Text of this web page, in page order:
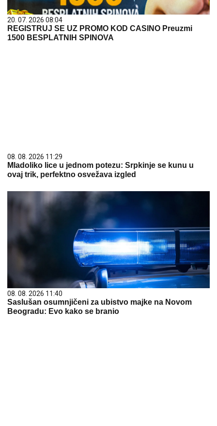
20. 07. 2026 08:04
REGISTRUJ SE UZ PROMO KOD CASINO Preuzmi
1500 BESPLATNIH SPINOVA
08. 08. 2026 11:29
Mladoliko lice u jednom potezu: Srpkinje se kunu u
ovaj trik, perfektno osvežava izgled
08. 08. 2026 11:40
Saslušan osumnjičeni za ubistvo majke na Novom
Beogradu: Evo kako se branio